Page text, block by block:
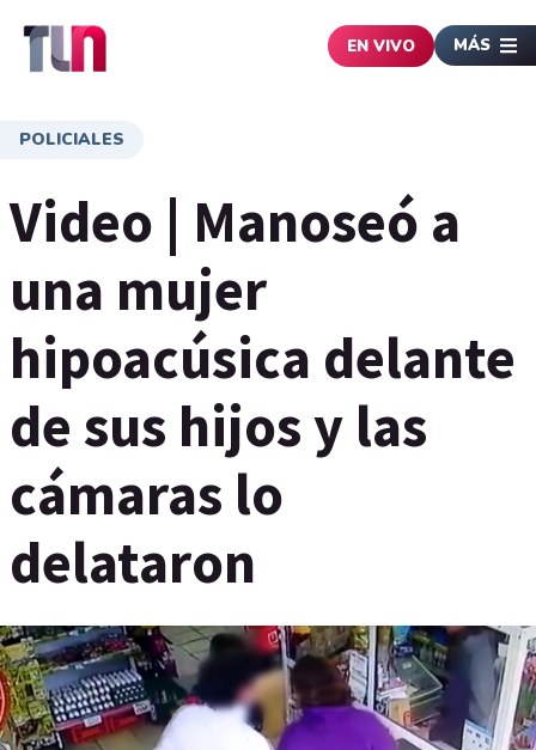
EN VIVO MÁS
POLICIALES
Video | Manoseó a
una mujer
hipoacúsica delante
de sus hijos y las
cámaras lo
delataron